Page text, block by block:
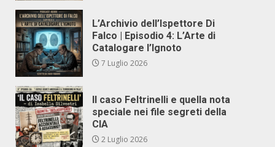
L’Archivio dell’Ispettore Di
Falco | Episodio 4: L’Arte di
Catalogare l’Ignoto
7 Luglio 2026
Il caso Feltrinelli e quella nota
speciale nei file segreti della
CIA
2 Luglio 2026